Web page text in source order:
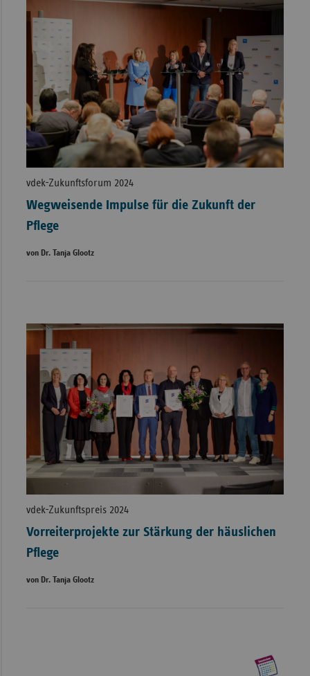
vdek-Zukunftsforum 2024
Wegweisende Impulse für die Zukunft der
Pflege
von Dr. Tanja Glootz
vdek-Zukunftspreis 2024
Vorreiterprojekte zur Stärkung der häuslichen
Pflege
von Dr. Tanja Glootz